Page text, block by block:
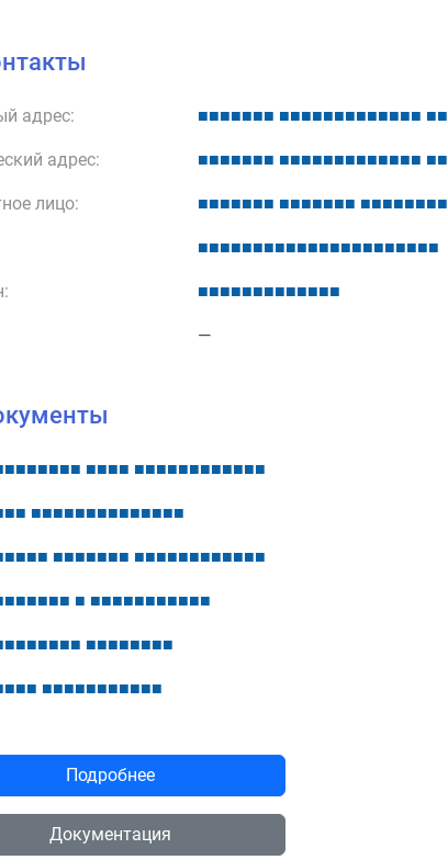
адрес: ■■■■■■■ ■■■■■■■■■■■■■ ■■
адрес: ■■■■■■■ ■■■■■■■■■■■■■ ■■
лицо: ■■■■■■■ ■■■■■■■ ■■■■■■■■
■■■■■■■■■■■■■■■■■■■■■■
■■■■■■■■■■■■■
—
■■■■■■■ ■■■■ ■■■■■■■■■■■■
■■ ■■■■■■■■■■■■■■
■■■■ ■■■■■■■ ■■■■■■■■■■■■
■■■■■■ ■ ■■■■■■■■■■■
■■■■■■■ ■■■■■■■■
■■■ ■■■■■■■■■■■
Подробнее
Документация